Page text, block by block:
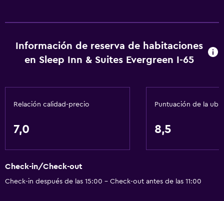
TV de pantalla plana
Comedor
Tetera/cafetera
Cafetera
Microondas
Accesibilidad y adecuación
Información de reserva de habitaciones
en Sleep Inn & Suites Evergreen I-65
Relación calidad-precio
7,0
Puntuación de la
8,5
Check-in/Check-out
Check-in después de las 15:00 - Check-out antes de las 11:00